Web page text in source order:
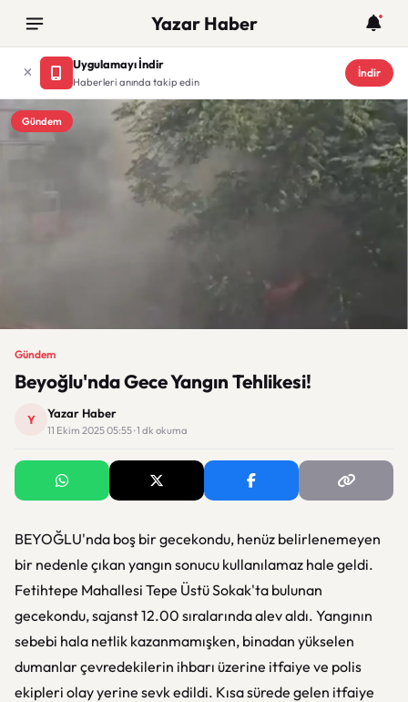
Yazar Haber
Uygulamayı İndir
Haberleri anında takip edin
İndir
Gündem
Gündem
Beyoğlu'nda Gece Yangın Tehlikesi!
Y Yazar Haber
11 Ekim 2025 05:55 · 1 dk okuma
BEYOĞLU'nda boş bir gecekondu, henüz belirlenemeyen
bir nedenle çıkan yangın sonucu kullanılamaz hale geldi.
Fetihtepe Mahallesi Tepe Üstü Sokak'ta bulunan
gecekondu, sajanst 12.00 sıralarında alev aldı. Yangının
sebebi hala netlik kazanmamışken, binadan yükselen
dumanlar çevredekilerin ihbarı üzerine itfaiye ve polis
ekipleri olay yerine sevk edildi. Kısa sürede gelen itfaiye